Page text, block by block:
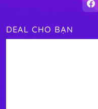
DEAL CHO BẠN